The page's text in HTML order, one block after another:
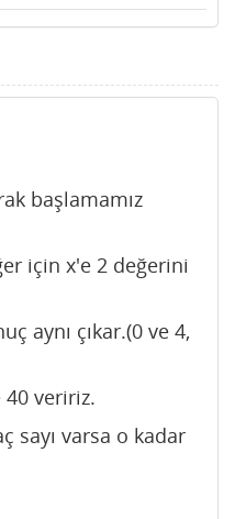
başlamamız
için x'e 2 değerini
aynı çıkar.(0 ve 4,
veririz.
sayı varsa o kadar